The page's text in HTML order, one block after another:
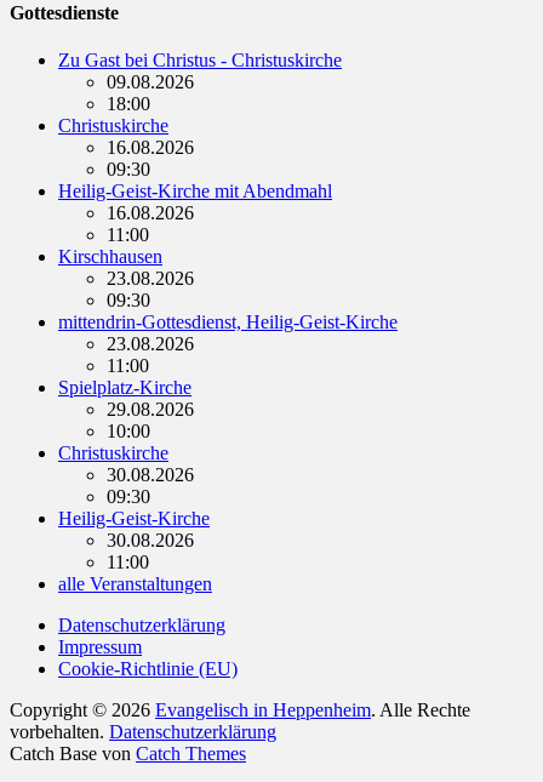
Gottesdienste
Zu Gast bei Christus - Christuskirche
09.08.2026
18:00
Christuskirche
16.08.2026
09:30
Heilig-Geist-Kirche mit Abendmahl
16.08.2026
11:00
Kirschhausen
23.08.2026
09:30
mittendrin-Gottesdienst, Heilig-Geist-Kirche
23.08.2026
11:00
Spielplatz-Kirche
29.08.2026
10:00
Christuskirche
30.08.2026
09:30
Heilig-Geist-Kirche
30.08.2026
11:00
alle Veranstaltungen
Datenschutzerklärung
Impressum
Cookie-Richtlinie (EU)
Copyright © 2026 Evangelisch in Heppenheim. Alle Rechte
vorbehalten. Datenschutzerklärung
Catch Base von Catch Themes